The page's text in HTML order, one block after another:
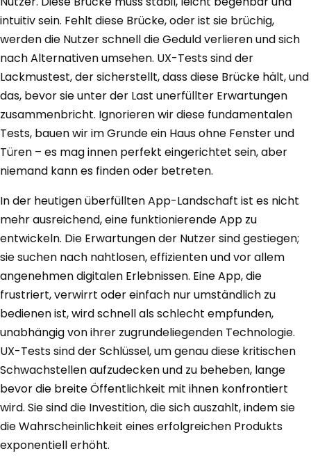
intuitiv sein. Fehlt diese Brücke, oder ist sie brüchig,
werden die Nutzer schnell die Geduld verlieren und sich
nach Alternativen umsehen. UX-Tests sind der
Lackmustest, der sicherstellt, dass diese Brücke hält, und
das, bevor sie unter der Last unerfüllter Erwartungen
zusammenbricht. Ignorieren wir diese fundamentalen
Tests, bauen wir im Grunde ein Haus ohne Fenster und
Türen – es mag innen perfekt eingerichtet sein, aber
niemand kann es finden oder betreten.
In der heutigen überfüllten App-Landschaft ist es nicht
mehr ausreichend, eine funktionierende App zu
entwickeln. Die Erwartungen der Nutzer sind gestiegen;
sie suchen nach nahtlosen, effizienten und vor allem
angenehmen digitalen Erlebnissen. Eine App, die
frustriert, verwirrt oder einfach nur umständlich zu
bedienen ist, wird schnell als schlecht empfunden,
unabhängig von ihrer zugrundeliegenden Technologie.
UX-Tests sind der Schlüssel, um genau diese kritischen
Schwachstellen aufzudecken und zu beheben, lange
bevor die breite Öffentlichkeit mit ihnen konfrontiert
wird. Sie sind die Investition, die sich auszahlt, indem sie
die Wahrscheinlichkeit eines erfolgreichen Produkts
exponentiell erhöht.